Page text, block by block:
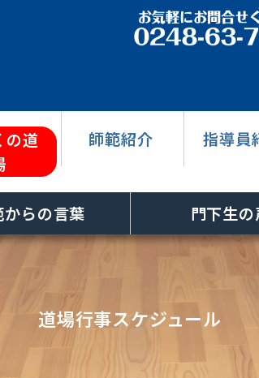
の道
師範紹介 指導員
からの言葉 門下生の
道場行事スケジュール